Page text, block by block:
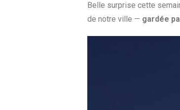
Belle surprise cette
de notre ville — gardée